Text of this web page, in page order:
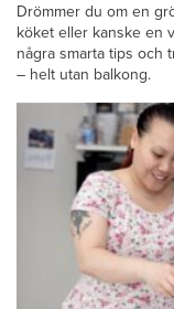
Drömmer du om en
köket eller kanske en
några smarta tips och
– helt utan balkong.